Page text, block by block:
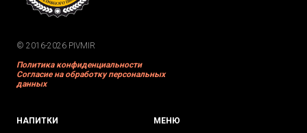
© 2016-2026 PIVMIR
Политика конфиденциальности
Согласие на обработку персональных
данных
НАПИТКИ
МЕНЮ